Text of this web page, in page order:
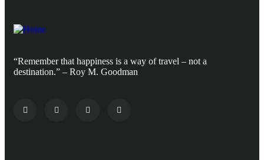
“Remember that happiness is a way of travel – not a
destination.” – Roy M. Goodman